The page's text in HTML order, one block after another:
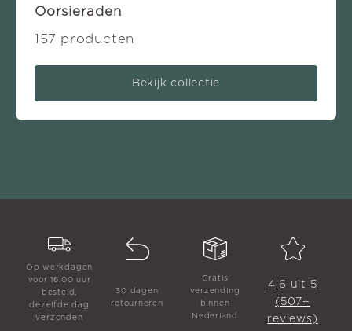
Oorsieraden
157 producten
Bekijk collectie
Op werkdagen
voor 16.00 uur
besteld,
dezelfde dag
verzonden
30 dagen
retourneren
Gratis
verzending
binnen
Nederland
4,6 uit 5
(507+
reviews)